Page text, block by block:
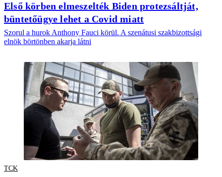
Első körben elmeszelték Biden protezsáltját,
büntetőügye lehet a Covid miatt
Szorul a hurok Anthony Fauci körül. A szenátusi szakbizottsági
elnök börtönben akarja látni
TCK